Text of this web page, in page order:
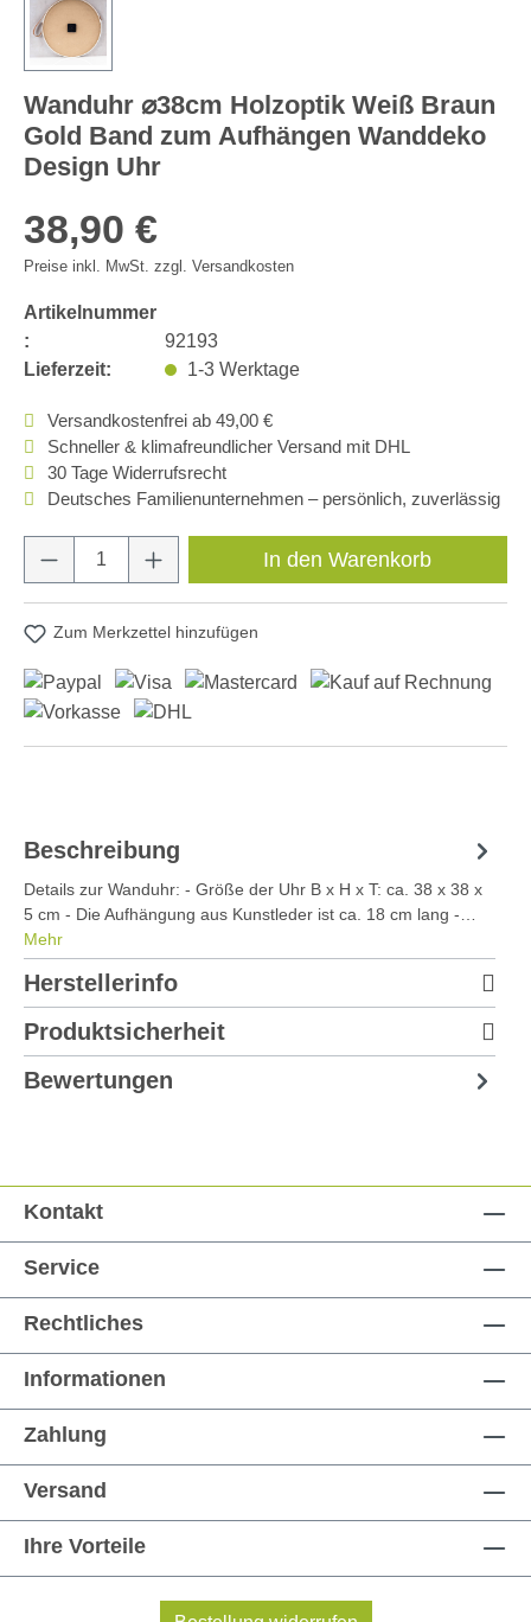
Wanduhr ⌀38cm Holzoptik Weiß Braun
Gold Band zum Aufhängen Wanddeko
Design Uhr
38,90 €
Preise inkl. MwSt. zzgl. Versandkosten
Artikelnummer
:
92193
Lieferzeit:
1-3 Werktage
Versandkostenfrei ab 49,00 €
Schneller & klimafreundlicher Versand mit DHL
30 Tage Widerrufsrecht
Deutsches Familienunternehmen – persönlich, zuverlässig
Produkt Anzahl: Gib den gewünschten
In den Warenkorb
Zum Merkzettel hinzufügen
Beschreibung
Details zur Wanduhr: - Größe der Uhr B x H x T: ca. 38 x 38 x
5 cm - Die Aufhängung aus Kunstleder ist ca. 18 cm lang -…
Mehr
Herstellerinfo
Produktsicherheit
Bewertungen
Kontakt
Service
Rechtliches
Informationen
Zahlung
Versand
Ihre Vorteile